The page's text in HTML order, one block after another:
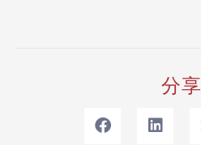
分享